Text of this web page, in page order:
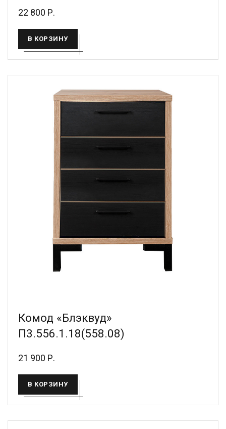
22 800 Р.
В КОРЗИНУ
Комод «Блэквуд»
П3.556.1.18(558.08)
21 900 Р.
В КОРЗИНУ